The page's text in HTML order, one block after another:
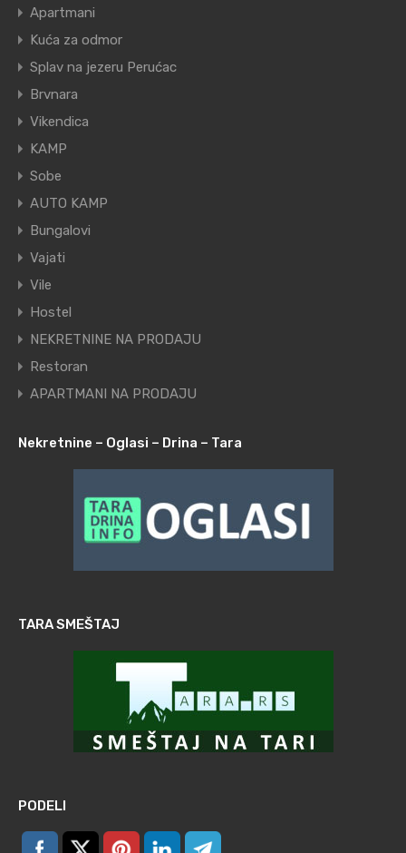
Apartmani
Kuća za odmor
Splav na jezeru Perućac
Brvnara
Vikendica
KAMP
Sobe
AUTO KAMP
Bungalovi
Vajati
Vile
Hostel
NEKRETNINE NA PRODAJU
Restoran
APARTMANI NA PRODAJU
Nekretnine – Oglasi – Drina – Tara
TARA SMEŠTAJ
PODELI